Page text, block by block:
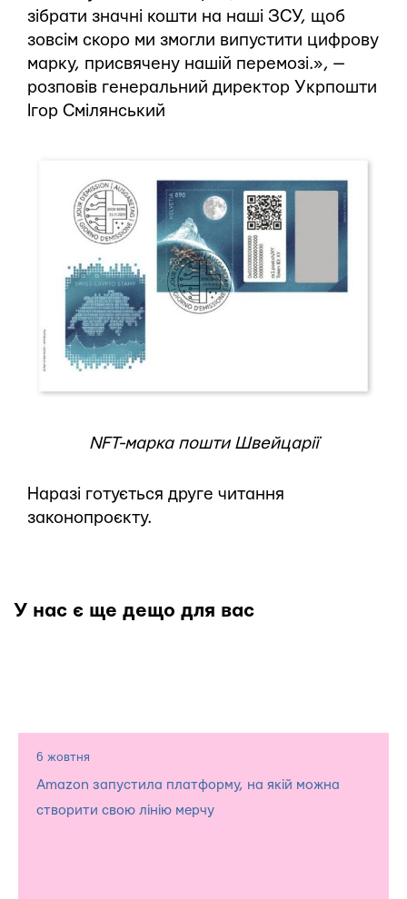
зібрати значні кошти на наші ЗСУ, щоб
зовсім скоро ми змогли випустити цифрову
марку, присвячену нашій перемозі.», —
розповів генеральний директор Укрпошти
Ігор Смілянський
NFT-марка пошти Швейцарії
Наразі готується друге читання
законопроєкту.
У нас є ще дещо для вас
6 жовтня
Amazon запустила платформу, на якій можна
створити свою лінію мерчу